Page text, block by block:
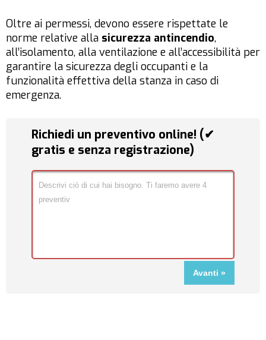
Oltre ai permessi, devono essere rispettate le
norme relative alla sicurezza antincendio,
all’isolamento, alla ventilazione e all’accessibilità per
garantire la sicurezza degli occupanti e la
funzionalità effettiva della stanza in caso di
emergenza.
Richiedi un preventivo online! (✔
gratis e senza registrazione)